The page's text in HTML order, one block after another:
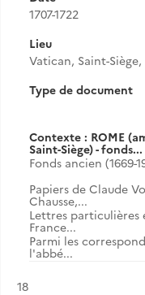
1707-1722
Lieu
Vatican, Saint-
Type de document
Contexte : ROME
Saint-Siège) - fonds...
Fonds ancien (1669-
Papiers de Claude
Chausse,...
Lettres particulières
France...
Parmi les
l'abbé...
Résultat n°
18